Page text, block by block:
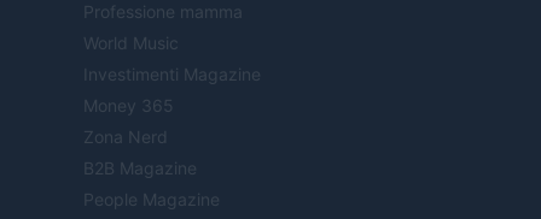
Professione mamma
World Music
Investimenti Magazine
Money 365
Zona Nerd
B2B Magazine
People Magazine